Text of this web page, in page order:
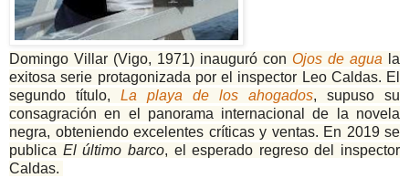
Domingo Villar (Vigo, 1971) inauguró con Ojos de agua la
exitosa serie protagonizada por el inspector Leo Caldas. El
segundo título, La playa de los ahogados, supuso su
consagración en el panorama internacional de la novela
negra, obteniendo excelentes críticas y ventas. En 2019 se
publica El último barco, el esperado regreso del inspector
Caldas.